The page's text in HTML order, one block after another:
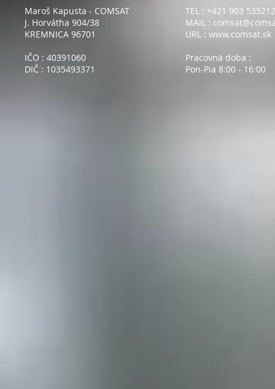
TEL : +421 903 535212
MAIL :
URL : www.comsat.sk
Pracovná doba :
Pon-Pia 8:00 - 16:00
Maroš Kapusta - COMSAT
J. Horvátha 904/38
KREMNICA 96701
IČO : 40391060
DIČ : 1035493371